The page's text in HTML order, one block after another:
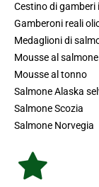
Cestino di
Gamberoni reali
Medaglioni di
Mousse al salmone
Mousse al tonno
Salmone Alaska
Salmone Scozia
Salmone Norvegia